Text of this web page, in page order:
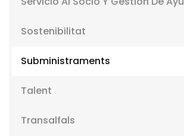
Sostenibilitat
Subministraments
Talent
Transalfals